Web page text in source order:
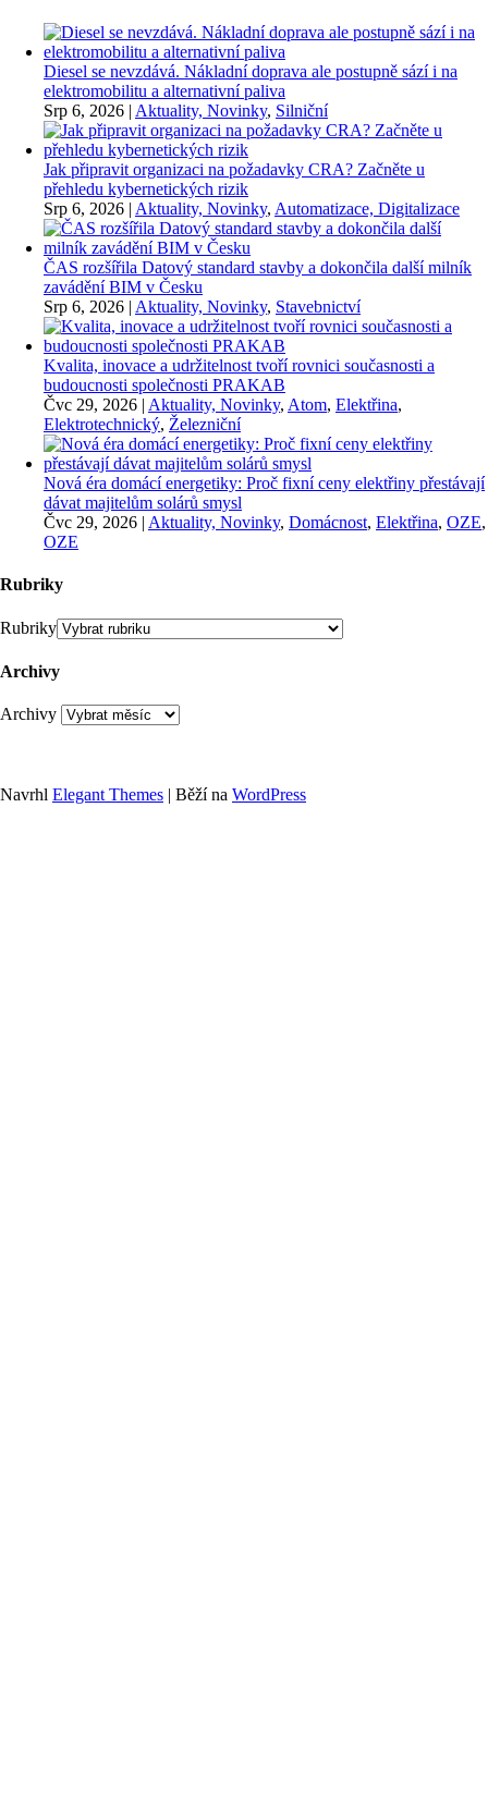
Diesel se nevzdává. Nákladní doprava ale postupně sází i na
elektromobilitu a alternativní paliva
Srp 6, 2026 | Aktuality, Novinky, Silniční
Jak připravit organizaci na požadavky CRA? Začněte u
přehledu kybernetických rizik
Srp 6, 2026 | Aktuality, Novinky, Automatizace, Digitalizace
ČAS rozšířila Datový standard stavby a dokončila další milník
zavádění BIM v Česku
Srp 6, 2026 | Aktuality, Novinky, Stavebnictví
Kvalita, inovace a udržitelnost tvoří rovnici současnosti a
budoucnosti společnosti PRAKAB
Čvc 29, 2026 | Aktuality, Novinky, Atom, Elektřina,
Elektrotechnický, Železniční
Nová éra domácí energetiky: Proč fixní ceny elektřiny přestávají
dávat majitelům solárů smysl
Čvc 29, 2026 | Aktuality, Novinky, Domácnost, Elektřina, OZE,
OZE
Rubriky
Rubriky
Archivy
Archivy
Navrhl Elegant Themes | Běží na WordPress